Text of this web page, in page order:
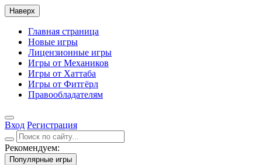
Наверх
Главная страница
Новые игры
Лицензионные игры
Игры от Механиков
Игры от Хаттаба
Игры от Фитгёрл
Правообладателям
Вход Регистрация
Рекомендуем:
Популярные игры